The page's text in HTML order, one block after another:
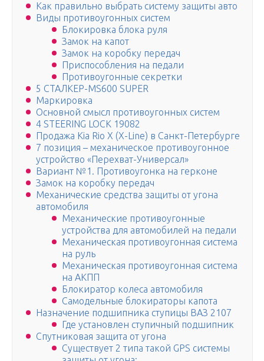
Как правильно выбрать систему защиты авто
Виды противоугонных систем
Блокировка блока руля
Замок на капот
Замок на коробку передач
Приспособления на педали
Противоугонные секретки
5 СТАЛКЕР-MS600 SUPER
Маркировка
Основной смысл противоугонных систем
4 STEERING LOCK 19082
Продажа Kia Rio X (X-Line) в Санкт-Петербурге
7 позиция – механическое противоугонное
устройство «Перехват-Универсал»
Вариант №1. Противоугонка на герконе
Замок на коробку передач
Механические средства защиты от угона
автомобиля
Механические противоугонные
устройства для автомобилей на педали
Механическая противоугонная система
на руль
Механическая противоугонная система
на АКПП
Блокиратор колеса автомобиля
Самодельные блокираторы капота
Назначение подшипника ступицы ВАЗ 2107
Где установлен ступичный подшипник
Спутниковая защита от угона
Существует 2 типа такой GPS системы